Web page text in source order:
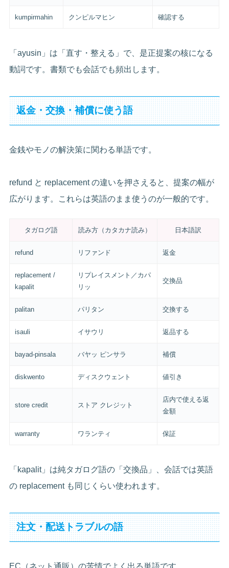
kumpirmahin クンピルマヒン 確認する
「ayusin」は「直す・整える」で、是正提案の核になる
動詞です。書類でも会話でも頻出します。
返金・交換・補償に使う語
金銭やモノの解決策に関わる単語です。
refund と replacement の違いを押さえると、提案の幅が
広がります。これらは英語のまま使うのが一般的です。
タガログ語 読み方（カタカナ読み） 日本語訳
refund リファンド 返金
replacement /
kapalit
リプレイスメント／カパ
リッ
交換品
palitan パリタン 交換する
isauli イサウリ 返品する
bayad-pinsala バヤッ ピンサラ 補償
diskwento ディスクウェント 値引き
store credit ストア クレジット
店内で使える返
金額
warranty ワランティ 保証
「kapalit」は純タガログ語の「交換品」、会話では英語
の replacement も同じくらい使われます。
注文・配送トラブルの語
EC（ネット通販）の苦情でよく出る単語です。